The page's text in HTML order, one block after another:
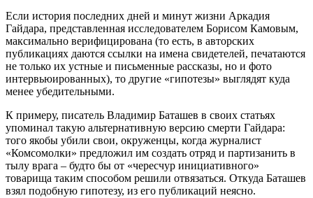
Если история последних дней и минут жизни Аркадия
Гайдара, представленная исследователем Борисом Камовым,
максимально верифицирована (то есть, в авторских
публикациях даются ссылки на имена свидетелей, печатаются
не только их устные и письменные рассказы, но и фото
интервьюированных), то другие «гипотезы» выглядят куда
менее убедительными.
К примеру, писатель Владимир Баташев в своих статьях
упоминал такую альтернативную версию смерти Гайдара:
того якобы убили свои, окруженцы, когда журналист
«Комсомолки» предложил им создать отряд и партизанить в
тылу врага – будто бы от «чересчур инициативного»
товарища таким способом решили отвязаться. Откуда Баташев
взял подобную гипотезу, из его публикаций неясно.